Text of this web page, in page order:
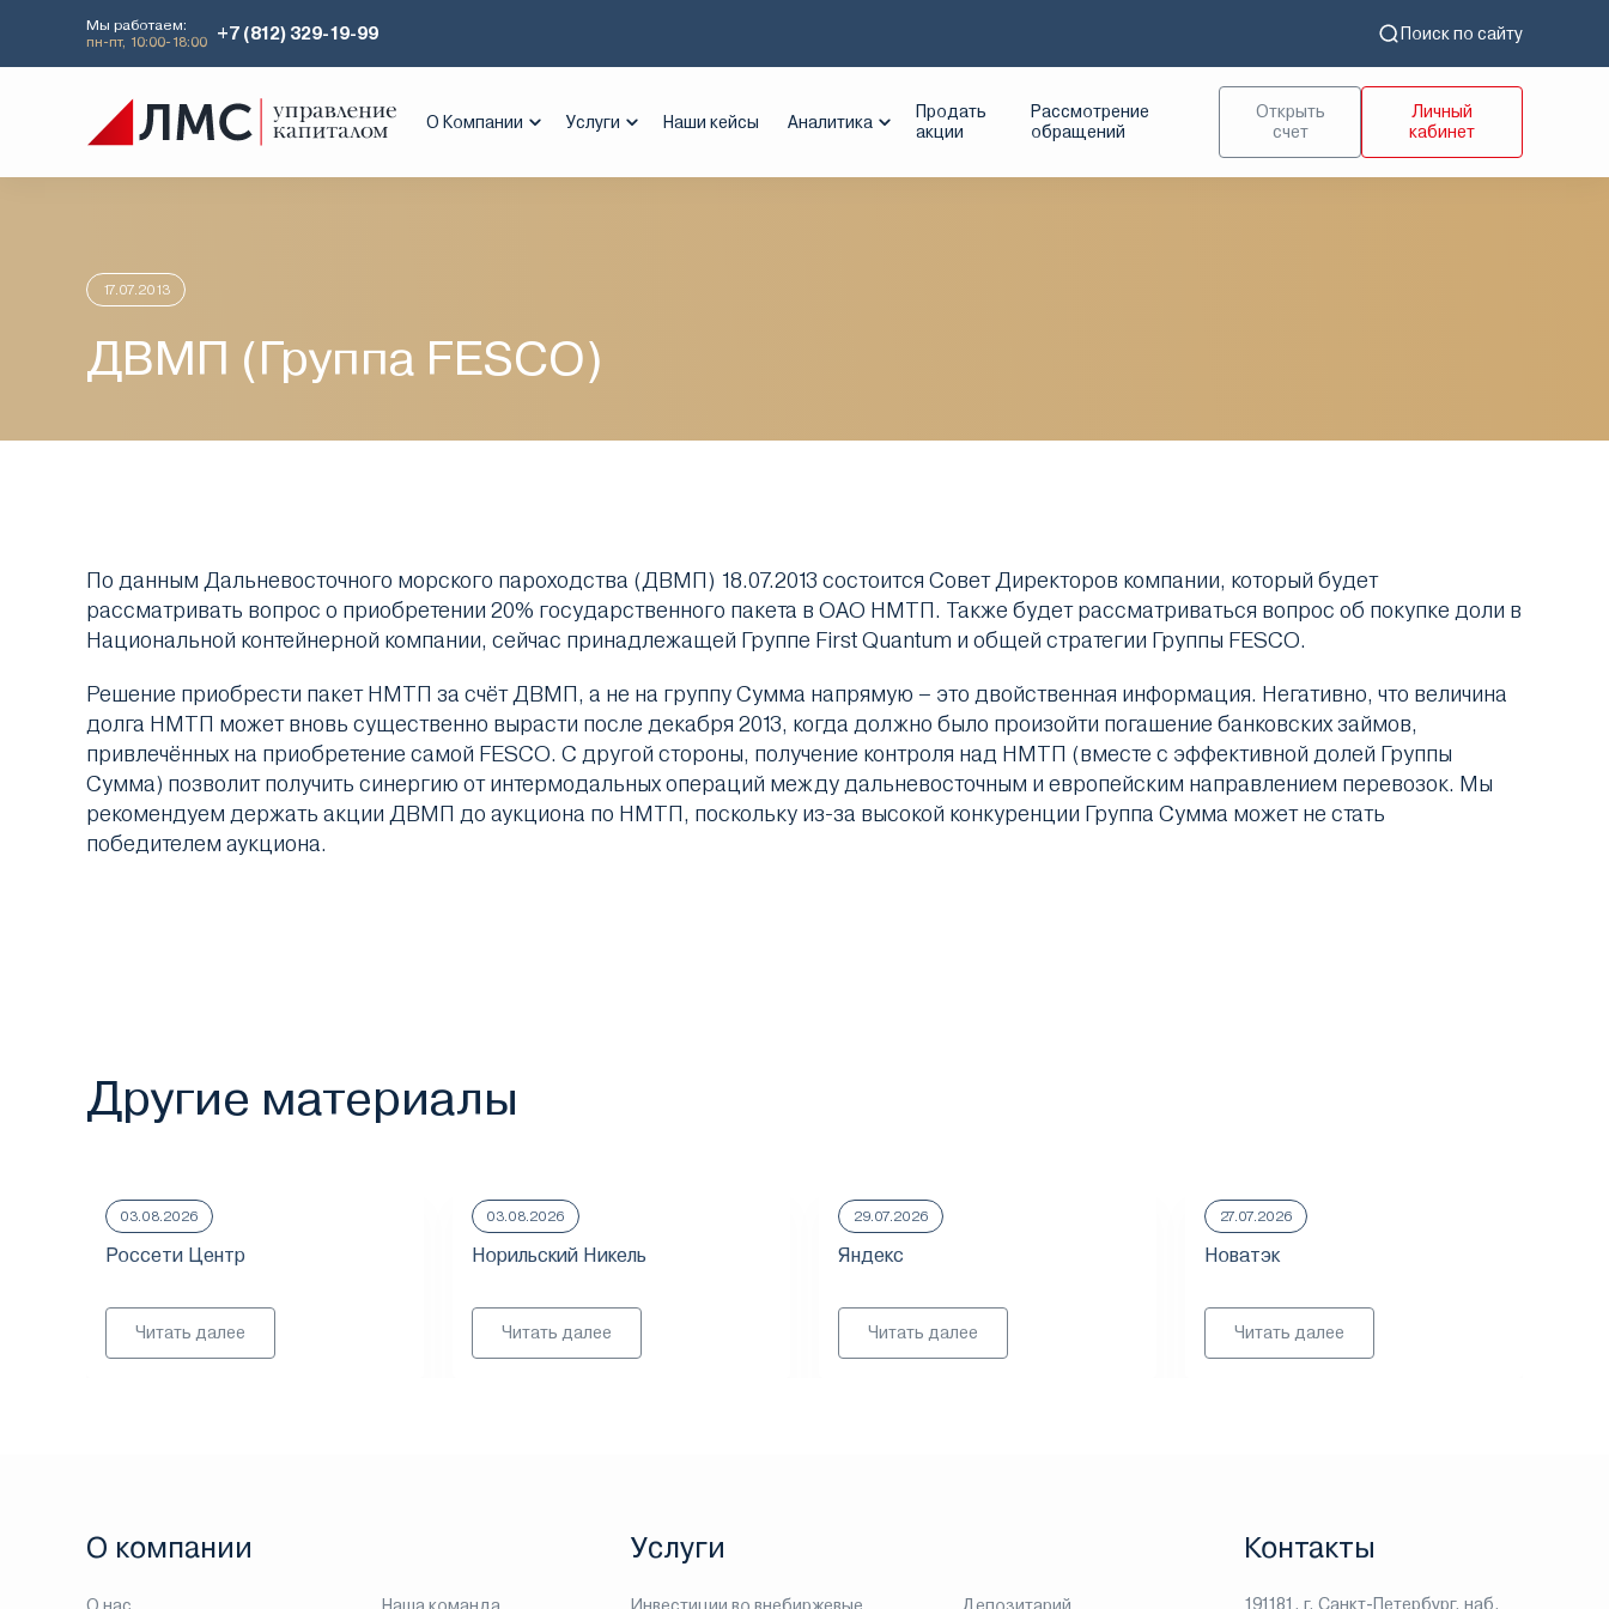
Мы работаем:
пн-пт, 10:00-18:00
+7 (812) 329-19-99 Поиск по сайту
О Компании Услуги Наши кейсы Аналитика
Продать
акции
Рассмотрение
обращений
Открыть
счет
Личный
кабинет
Главная Аналитика Идеи дня ДВМП (Группа FESCO)
17.07.2013
ДВМП (Группа FESCO)
По данным Дальневосточного морского пароходства (ДВМП) 18.07.2013 состоится Совет Директоров компании, который будет
рассматривать вопрос о приобретении 20% государственного пакета в ОАО НМТП. Также будет рассматриваться вопрос об покупке доли в
Национальной контейнерной компании, сейчас принадлежащей Группе First Quantum и общей стратегии Группы FESCO.
Решение приобрести пакет НМТП за счёт ДВМП, а не на группу Сумма напрямую – это двойственная информация. Негативно, что величина
долга НМТП может вновь существенно вырасти после декабря 2013, когда должно было произойти погашение банковских займов,
привлечённых на приобретение самой FESCO. С другой стороны, получение контроля над НМТП (вместе с эффективной долей Группы
Сумма) позволит получить синергию от интермодальных операций между дальневосточным и европейским направлением перевозок. Мы
рекомендуем держать акции ДВМП до аукциона по НМТП, поскольку из-за высокой конкуренции Группа Сумма может не стать
победителем аукциона.
Другие материалы
03.08.2026
Россети Центр
Читать далее
03.08.2026
Норильский Никель
Читать далее
29.07.2026
Яндекс
Читать далее
27.07.2026
Новатэк
Читать далее
О компании Услуги Контакты
191181, г. Санкт-Петербург, наб.